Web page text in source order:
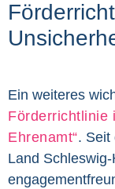
Ein weiteres
Förderrichtlinie
Ehrenamt“. Seit
Land